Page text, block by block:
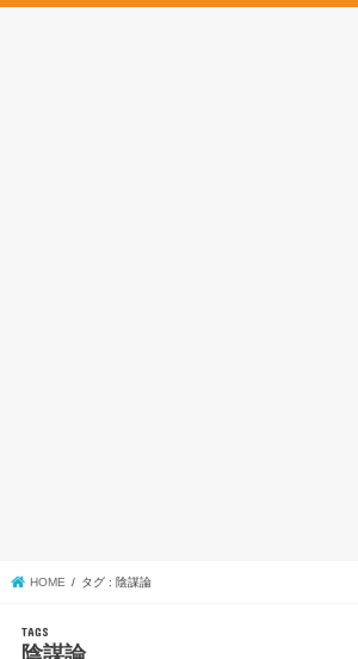
HOME タグ : 陰謀論
陰謀論